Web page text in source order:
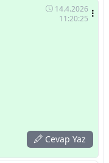
14.4.2026
11:20:25
Cevap Yaz